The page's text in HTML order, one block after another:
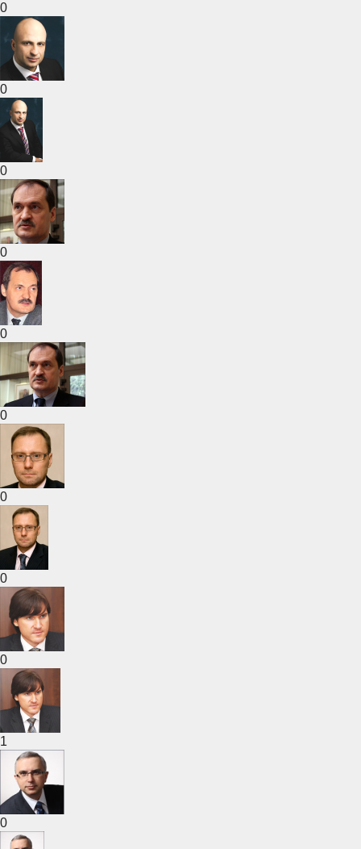
0
0
0
0
0
0
0
0
0
1
0